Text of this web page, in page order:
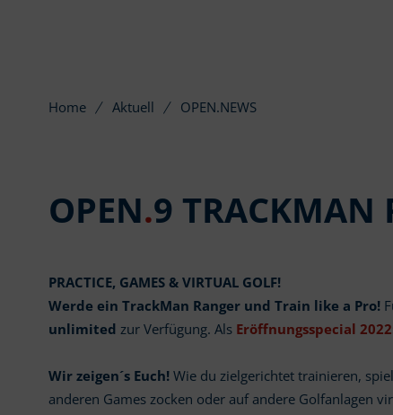
Home Aktuell OPEN.NEWS
OPEN.9 TRACKMAN
PRACTICE, GAMES & VIRTUAL GOLF!
Werde ein TrackMan Ranger und Train like a Pro!
unlimited zur Verfügung. Als Eröffnungsspecial
Wir zeigen´s Euch!Wie du zielgerichtet trainieren,
anderen Games zocken oder auf andere Golfanlagen